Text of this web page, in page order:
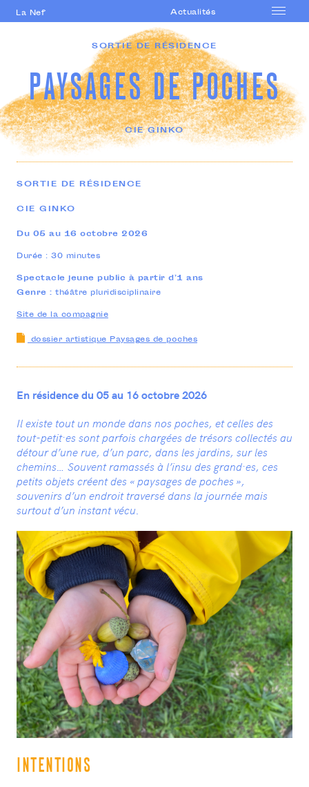
La Nef Actualités
Le lieu
Saison
Accompagnement
artistique
Formations
professionnelles
Actions culturelles
Agenda
20 rue Rouget de Lisle
01 41 50 07 20
SORTIE DE RÉSIDENCE
PAYSAGES DE POCHES
CIE GINKO
SORTIE DE RÉSIDENCE
CIE GINKO
Du 05 au 16 octobre 2026
Durée : 30 minutes
Spectacle jeune public à partir d’1 ans
Genre : théâtre pluridisciplinaire
Site de la compagnie
dossier artistique Paysages de poches
En résidence du 05 au 16 octobre 2026
Il existe tout un monde dans nos poches, et celles des
tout-petit·es sont parfois chargées de trésors collectés au
détour d’une rue, d’un parc, dans les jardins, sur les
chemins… Souvent ramassés à l’insu des grand·es, ces
petits objets créent des « paysages de poches »,
souvenirs d’un endroit traversé dans la journée mais
surtout d’un instant vécu.
INTENTIONS